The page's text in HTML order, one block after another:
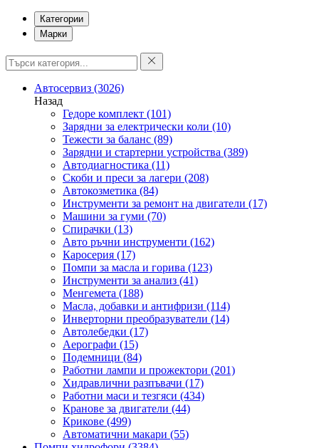
Категории
Марки
Автосервиз (3026)
Назад
Гедоре комплект (101)
Зарядни за електрически коли (10)
Тежести за баланс (89)
Зарядни и стартерни устройства (389)
Автодиагностика (11)
Скоби и преси за лагери (208)
Автокозметика (84)
Инструменти за ремонт на двигатели (17)
Машини за гуми (70)
Спирачки (13)
Авто ръчни инструменти (162)
Каросерия (17)
Помпи за масла и горива (123)
Инструменти за анализ (41)
Менгемета (188)
Масла, добавки и антифризи (114)
Инверторни преобразуватели (14)
Автолебедки (17)
Аерографи (15)
Подемници (84)
Работни лампи и прожектори (201)
Хидравлични разпъвачи (17)
Работни маси и тезгяси (434)
Кранове за двигатели (44)
Крикове (499)
Автоматични макари (55)